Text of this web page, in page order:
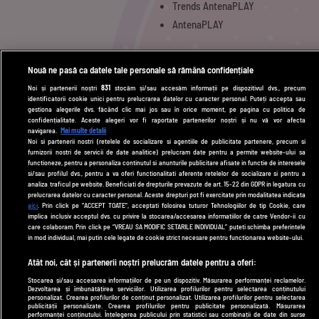
Trends AntenaPLAY
AntenaPLAY
UTILE
Cod deontologic
Termeni și condiții
Politica de cookies
Politică de confidențialitate
Contact
Modifică Setările
© 2026 DePărinți.ro
Acest site este creat și administrat de Digital Antena Group. Toate drepturile
rezervate.
Nouă ne pasă ca datele tale personale să rămână confidențiale
Noi și partenerii noștri831 stocăm și/sau accesăm informații pe dispozitivul dvs., precum
identificatorii cookie unici pentru prelucrarea datelor cu caracter personal. Puteți accepta sau
gestiona alegerile dvs. făcând clic mai jos sau în orice moment, pe pagina cu politica de
confidențialitate. Aceste alegeri vor fi raportate partenerilor noștri și nu vă vor afecta
navigarea.
Mai multe detalii
Noi si partenerii nostri (retelele de socializare si agentiile de publicitate partenere, precum si
furnizorii nostri de servicii de date analitice) prelucram date pentru a permite website-ului sa
functioneze, pentru a personaliza continutul si anunturile publicitare afisate in functie de interesele
si/sau profilul dvs., pentru a va oferi functionalitati aferente retelelor de socializare si pentru a
analiza traficul pe website. Beneficiati de drepturile prevazute de art. 15-22 din GDPR in legatura cu
prelucrarea datelor cu caracter personal. Aceste drepturi pot fi exercitate prin modalitatea indicata
aici . Prin click pe “ACCEPT TOATE”, acceptati folosirea tuturor Tehnologiilor de tip Cookie, care
implica inclusiv acceptul dvs. cu privire la stocarea/accesarea informatiilor de catre Vendor-ii cu
care colaboram. Prin click pe “VREAU SA MODIFIC SETARILE INDIVIDUAL” puteti schimba preferintele
in mod individual, mai putin cele legate de cookie strict necesare pentru functionarea website-ului.
Atât noi, cât și partenerii noștri prelucrăm datele pentru a oferi:
Stocarea și/sau accesarea informațiilor de pe un dispozitiv. Măsurarea performanței reclamelor.
Dezvoltarea și îmbunătățirea serviciilor. Utilizarea profilurilor pentru selectarea conținutului
personalizat. Crearea profilurilor de conținut personalizat. Utilizarea profilurilor pentru selectarea
publicității personalizate. Crearea profilurilor pentru publicitate personalizată. Măsurarea
performanței conținutului. Înțelegerea publicului prin statistici sau combinații de date din surse